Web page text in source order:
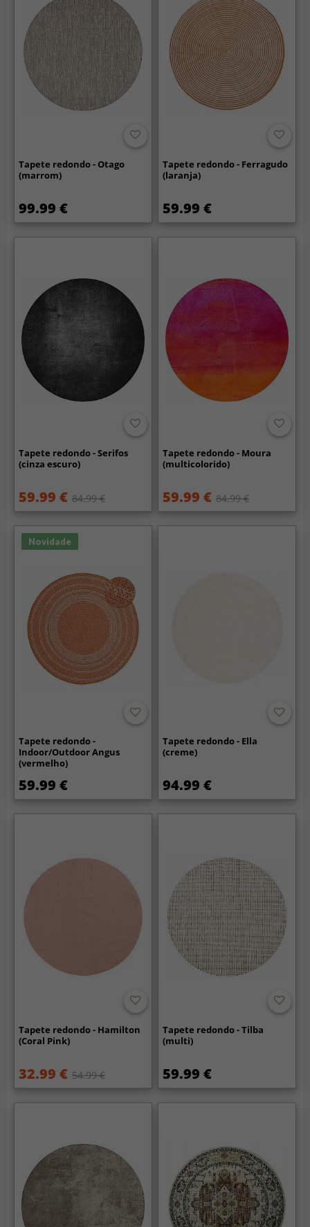
Tapete redondo - Otago
(marrom)
99.99 €
Tapete redondo - Ferragudo
(laranja)
59.99 €
Tapete redondo - Serifos
(cinza escuro)
59.99 € 84.99 €
Tapete redondo - Moura
(multicolorido)
59.99 € 84.99 €
Novidade
Tapete redondo -
Indoor/Outdoor Angus
(vermelho)
59.99 €
Tapete redondo - Ella
(creme)
94.99 €
Tapete redondo - Hamilton
(Coral Pink)
32.99 € 54.99 €
Tapete redondo - Tilba
(multi)
59.99 €